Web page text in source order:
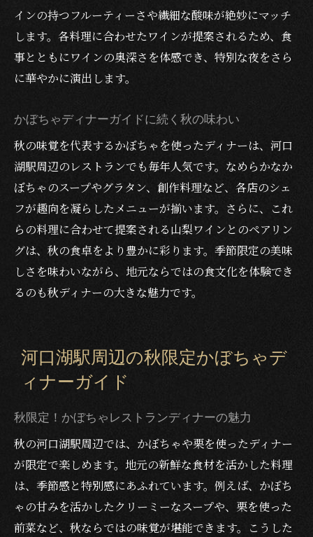
インの持つフルーティーさや繊細な酸味が絶妙にマッチ
します。各料理に合わせたワインが提案されるため、食
事とともにワインの奥深さを体感でき、特別な夜をさら
に華やかに演出します。
かぼちゃディナーガイドに続く秋の味わい
秋の味覚を代表するかぼちゃを使ったディナーは、河口
湖駅周辺のレストランでも毎年人気です。なめらかなか
ぼちゃのスープやグラタン、創作料理など、各店のシェ
フが趣向を凝らしたメニューが揃います。さらに、これ
らの料理に合わせて提案される山梨ワインとのペアリン
グは、秋の食卓をより豊かに彩ります。季節限定の美味
しさを味わいながら、地元ならではの食文化を体験でき
るのも秋ディナーの大きな魅力です。
河口湖駅周辺の秋限定かぼちゃデ
ィナーガイド
秋限定！かぼちゃレストランディナーの魅力
秋の河口湖駅周辺では、かぼちゃや栗を使ったディナー
が限定で楽しめます。地元の新鮮な食材を活かした料理
は、季節感と特別感にあふれています。例えば、かぼち
ゃの甘みを活かしたクリーミーなスープや、栗を使った
前菜など、秋ならではの味覚が堪能できます。こうした